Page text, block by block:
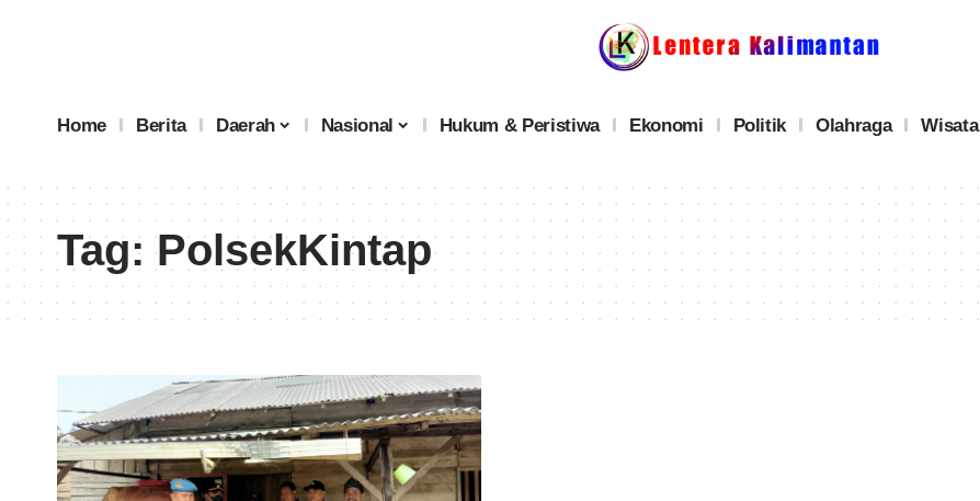
Home Berita Daerah Nasional Hukum & Peristiwa Ekonomi Politik Olahraga Wisata
Tag:PolsekKintap